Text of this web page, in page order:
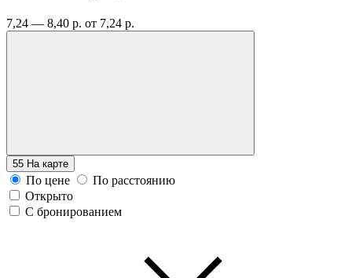
7,24 — 8,40 р. от 7,24 р.
55 На карте
По цене
По расстоянию
Открыто
С бронированием